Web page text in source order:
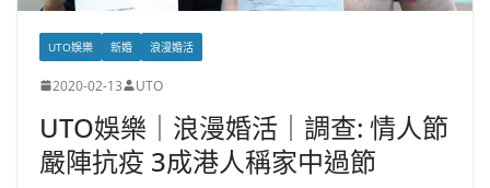
UTO娛樂 新婚 浪漫婚活
2020-02-13 UTO
UTO娛樂｜浪漫婚活｜調查: 情人節
嚴陣抗疫 3成港人稱家中過節